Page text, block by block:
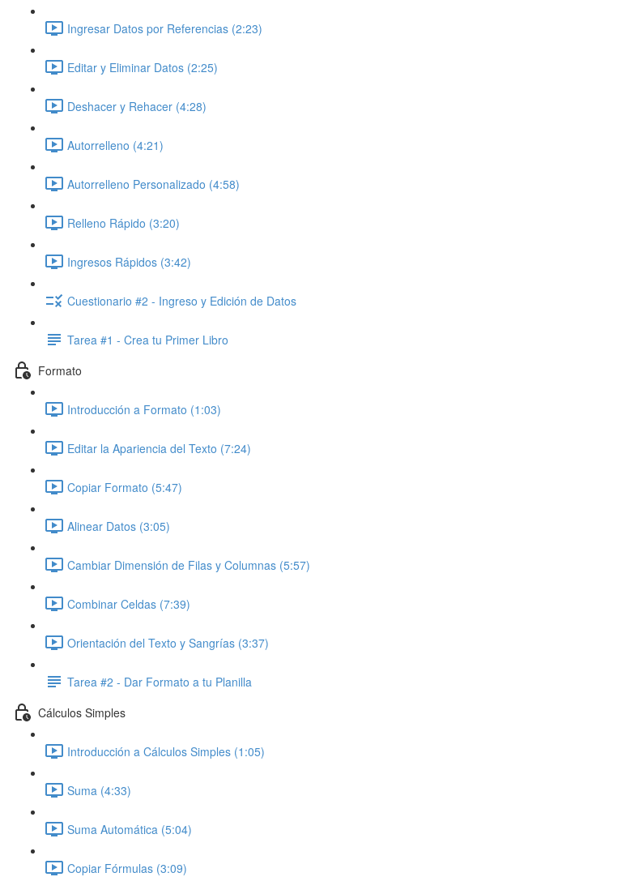
Ingresar Datos por Referencias (2:23)
Editar y Eliminar Datos (2:25)
Deshacer y Rehacer (4:28)
Autorrelleno (4:21)
Autorrelleno Personalizado (4:58)
Relleno Rápido (3:20)
Ingresos Rápidos (3:42)
Cuestionario #2 - Ingreso y Edición de Datos
Tarea #1 - Crea tu Primer Libro
Formato
Introducción a Formato (1:03)
Editar la Apariencia del Texto (7:24)
Copiar Formato (5:47)
Alinear Datos (3:05)
Cambiar Dimensión de Filas y Columnas (5:57)
Combinar Celdas (7:39)
Orientación del Texto y Sangrías (3:37)
Tarea #2 - Dar Formato a tu Planilla
Cálculos Simples
Introducción a Cálculos Simples (1:05)
Suma (4:33)
Suma Automática (5:04)
Copiar Fórmulas (3:09)